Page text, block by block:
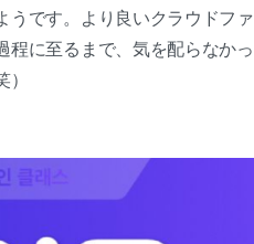
です。より良いクラウドフ
に至るまで、気を配らなか